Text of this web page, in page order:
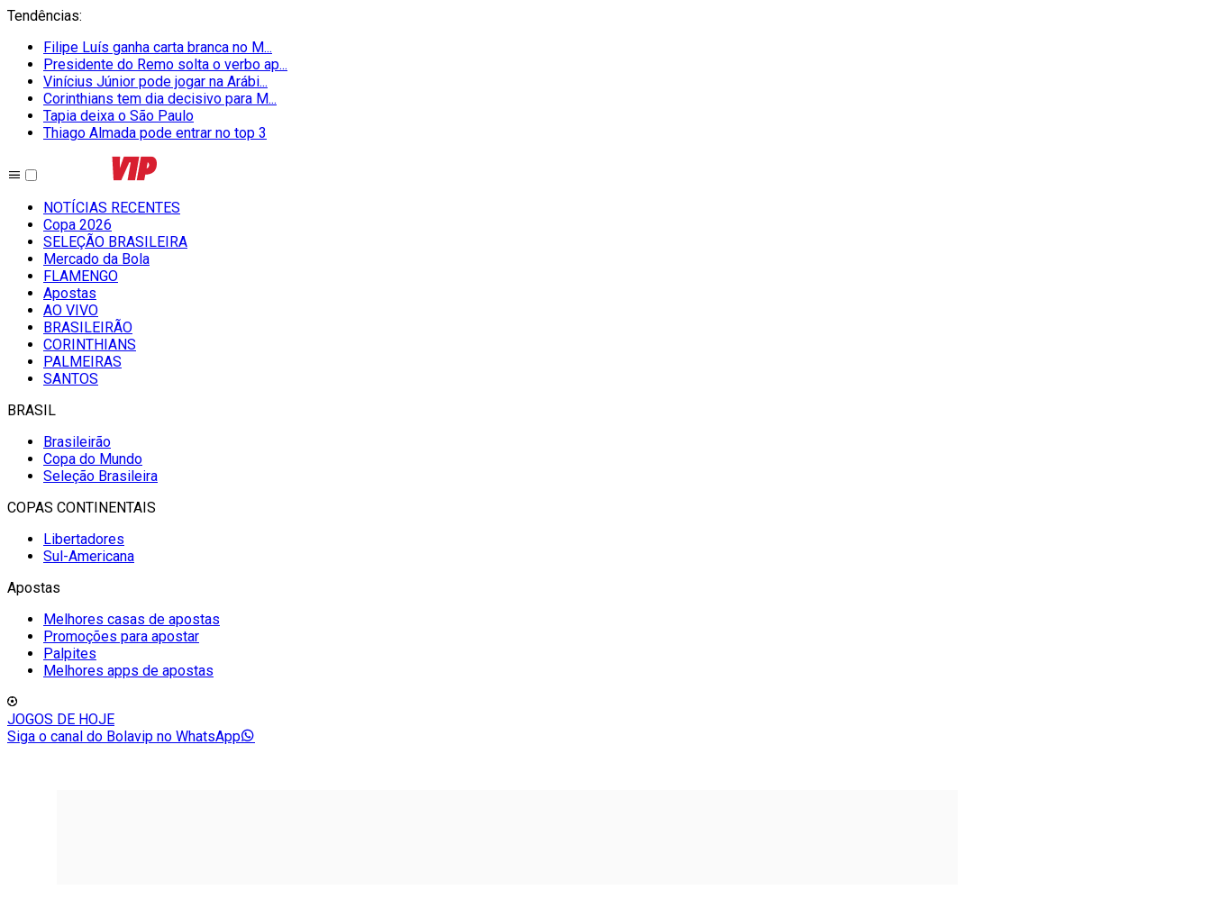
Tendências:
Filipe Luís ganha carta branca no M...
Presidente do Remo solta o verbo ap...
Vinícius Júnior pode jogar na Arábi...
Corinthians tem dia decisivo para M...
Tapia deixa o São Paulo
Thiago Almada pode entrar no top 3
NOTÍCIAS RECENTES
Copa 2026
SELEÇÃO BRASILEIRA
Mercado da Bola
FLAMENGO
Apostas
AO VIVO
BRASILEIRÃO
CORINTHIANS
PALMEIRAS
SANTOS
BRASIL
Brasileirão
Copa do Mundo
Seleção Brasileira
COPAS CONTINENTAIS
Libertadores
Sul-Americana
Apostas
Melhores casas de apostas
Promoções para apostar
Palpites
Melhores apps de apostas
JOGOS DE HOJE
Siga o canal do Bolavip no WhatsApp